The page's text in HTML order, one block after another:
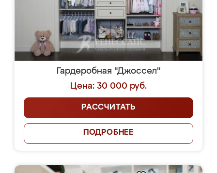
Гардеробная "Джоссел"
Цена: 30 000 руб.
РАССЧИТАТЬ
ПОДРОБНЕЕ